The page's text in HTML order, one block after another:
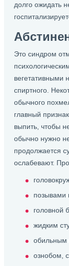
долго ожидать
Это синдром
вегетативными
спиртного.
обычного
главный
выпить, чтобы
обычно нужно
продолжается
ослабевают.
позывами
головной
жидким
обильным
ознобом,